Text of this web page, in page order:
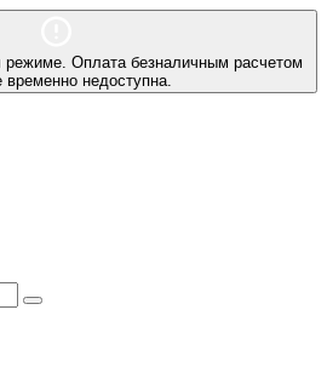
режиме. Оплата безналичным расчетом
временно недоступна.